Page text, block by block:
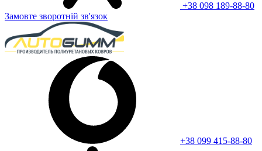
+38 098 189-88-80
Замовте зворотній зв'язок
+38 099 415-88-80